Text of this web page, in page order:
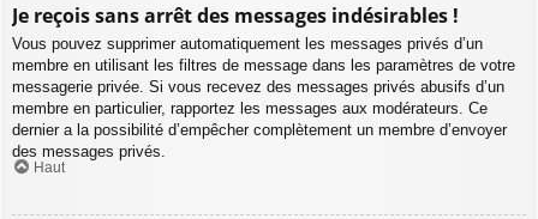
Je reçois sans arrêt des messages indésirables !
Vous pouvez supprimer automatiquement les messages privés d’un
membre en utilisant les filtres de message dans les paramètres de votre
messagerie privée. Si vous recevez des messages privés abusifs d’un
membre en particulier, rapportez les messages aux modérateurs. Ce
dernier a la possibilité d’empêcher complètement un membre d’envoyer
des messages privés.
Haut